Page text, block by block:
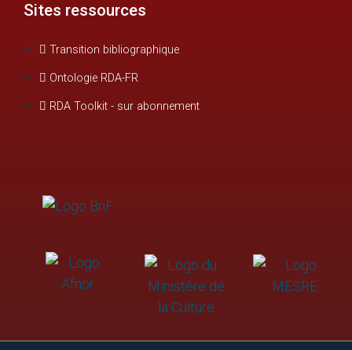
Sites ressources
Transition bibliographique
Ontologie RDA-FR
RDA Toolkit - sur abonnement